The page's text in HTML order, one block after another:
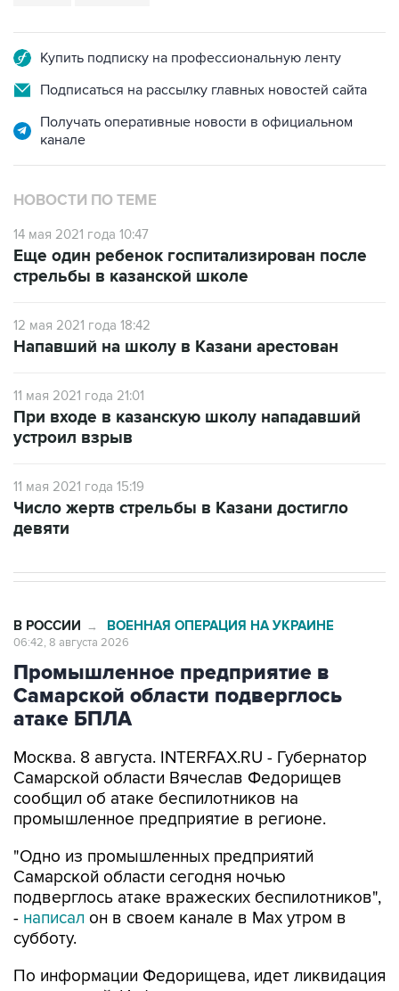
Подписаться на рассылку главных новостей сайта
Получать оперативные новости в официальном
НОВОСТИ ПО ТЕМЕ
14 мая 2021 года 10:47
стрельбы в казанской школе
12 мая 2021 года 18:42
устроил взрыв
11 мая 2021 года 15:19
девяти
Промышленное предприятие в
Самарской области подверглось
атаке БПЛА
Москва. 8 августа. INTERFAX.RU - Губернатор
сообщил об атаке беспилотников на
промышленное предприятие в регионе.
"Одно из промышленных предприятий
подверглось атаке вражеских беспилотников",
-написалон в своем канале в Max утром в
субботу.
По информации Федорищева, идет ликвидация
уточняется.